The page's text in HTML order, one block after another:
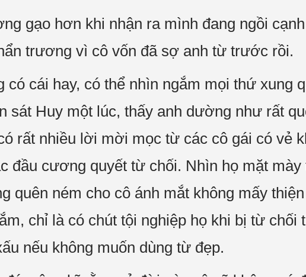
gạo hơn khi nhận ra mình đang ngồi
trương vì cô vốn đã sợ anh từ trước rồi.
có cái hay, có thể nhìn ngắm mọi thứ xung
sát Huy một lúc, thấy anh dường như rất
rất nhiều lời mời mọc từ các cô gái có vẻ
đầu cương quyết từ chối. Nhìn họ mặt mày
quên ném cho cô ánh mắt không mấy
chỉ là có chút tội nghiệp họ khi bị từ chối
nếu không muốn dùng từ đẹp.